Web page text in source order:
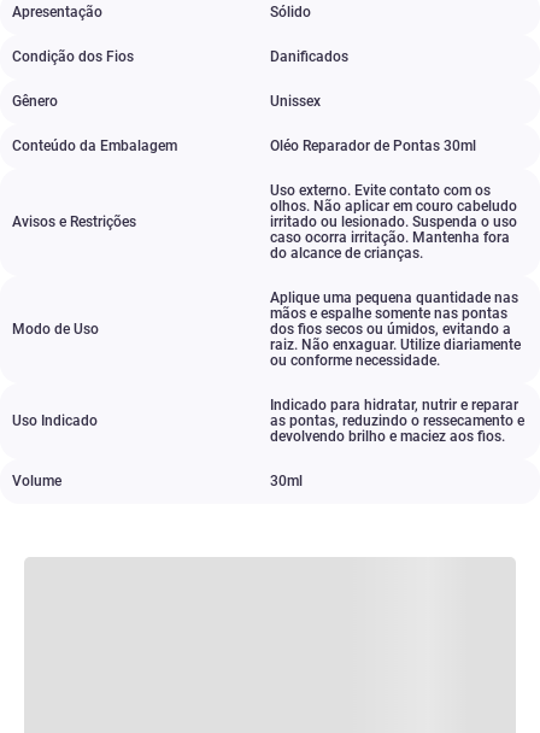
Apresentação Sólido
Condição dos Fios Danificados
Gênero Unissex
Conteúdo da Embalagem Oléo Reparador de Pontas 30ml
Avisos e Restrições
Uso externo. Evite contato com os
olhos. Não aplicar em couro cabeludo
irritado ou lesionado. Suspenda o uso
caso ocorra irritação. Mantenha fora
do alcance de crianças.
Modo de Uso
Aplique uma pequena quantidade nas
mãos e espalhe somente nas pontas
dos fios secos ou úmidos, evitando a
raiz. Não enxaguar. Utilize diariamente
ou conforme necessidade.
Uso Indicado
Indicado para hidratar, nutrir e reparar
as pontas, reduzindo o ressecamento e
devolvendo brilho e maciez aos fios.
Volume 30ml